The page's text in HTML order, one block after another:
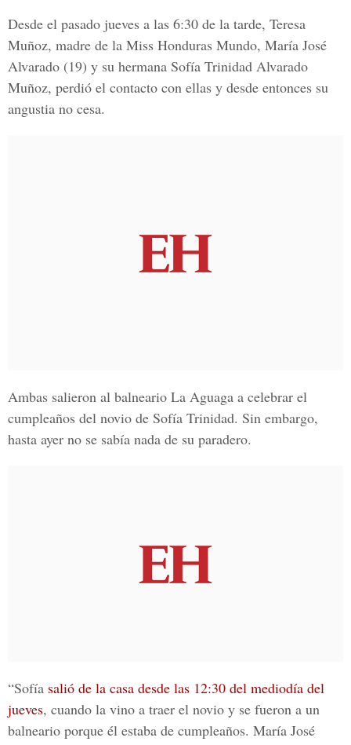
Desde el pasado jueves a las 6:30 de la tarde, Teresa
Muñoz, madre de la Miss Honduras Mundo, María José
Alvarado (19) y su hermana Sofía Trinidad Alvarado
Muñoz, perdió el contacto con ellas y desde entonces su
angustia no cesa.
Ambas salieron al balneario La Aguaga a celebrar el
cumpleaños del novio de Sofía Trinidad. Sin embargo,
hasta ayer no se sabía nada de su paradero.
“Sofía salió de la casa desde las 12:30 del mediodía del
jueves, cuando la vino a traer el novio y se fueron a un
balneario porque él estaba de cumpleaños. María José